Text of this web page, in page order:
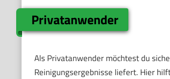
Privatanwender
Als Privatanwender möchtest du
Reinigungsergebnisse liefert. Hier